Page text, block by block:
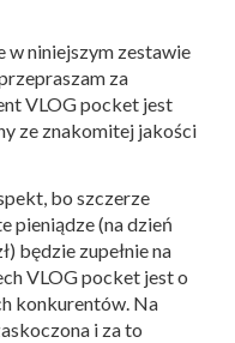
w niniejszym zestawie
za
VLOG pocket jest
ze znakomitej jakości
bo szczerze
pieniądze (na dzień
będzie zupełnie na
VLOG pocket jest o
konkurentów. Na
i za to